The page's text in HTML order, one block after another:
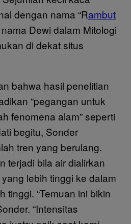
dengan nama “Rambut
Dewi dalam Mitologi
di dekat situs
bahwa hasil penelitian
“pegangan untuk
fenomena alam” seperti
begitu, Sonder
tren yang berulang.
terjadi bila air dialirkan
lebih tinggi ke dalam
tinggi. “Temuan ini bikin
“Intensitas